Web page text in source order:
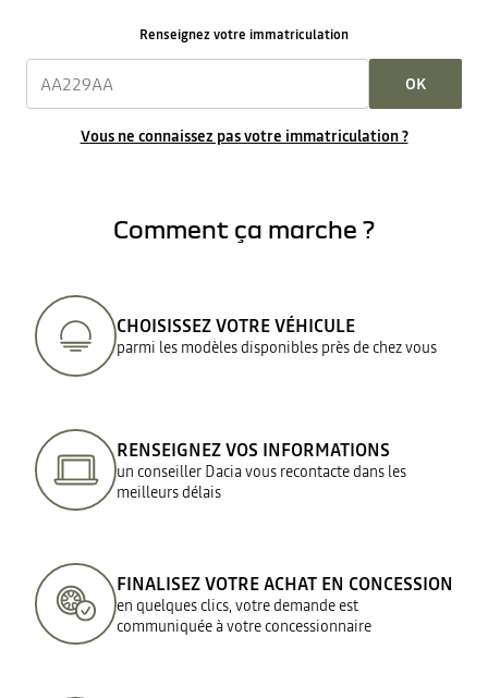
Renseignez votre immatriculation
OK
Vous ne connaissez pas votre immatriculation ?
Comment ça marche ?
CHOISISSEZ VOTRE VÉHICULE
parmi les modèles disponibles près de chez vous
RENSEIGNEZ VOS INFORMATIONS
un conseiller Dacia vous recontacte dans les
meilleurs délais
FINALISEZ VOTRE ACHAT EN CONCESSION
en quelques clics, votre demande est
communiquée à votre concessionnaire